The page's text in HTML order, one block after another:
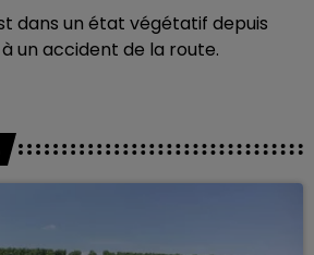
dans un état végétatif depuis
à un accident de la route.